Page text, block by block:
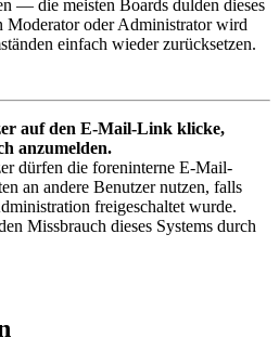
— die meisten Boards dulden dieses
Moderator oder Administrator wird
einfach wieder zurücksetzen.
auf den E-Mail-Link klicke,
anzumelden.
dürfen die foreninterne E-Mail-
an andere Benutzer nutzen, falls
freigeschaltet wurde.
Missbrauch dieses Systems durch